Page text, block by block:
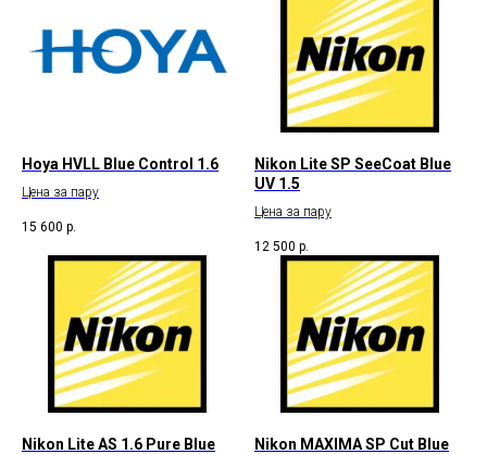
Hoya HVLL Blue Control 1.6
Цена за пару
15 600 р.
Nikon Lite SP SeeCoat Blue
UV 1.5
Цена за пару
12 500 р.
Nikon Lite AS 1.6 Pure Blue
Nikon MAXIMA SP Cut Blue